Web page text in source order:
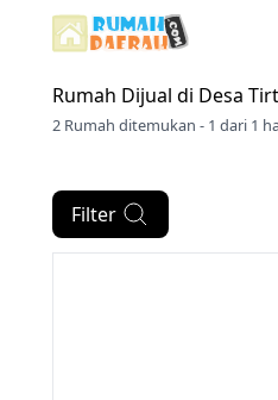
Rumah Dijual di Desa
2 Rumah ditemukan - 1 dari 1
Filter